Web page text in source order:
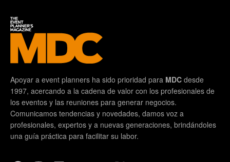
Apoyar a event planners ha sido prioridad para MDC desde
1997, acercando a la cadena de valor con los profesionales de
los eventos y las reuniones para generar negocios.
Comunicamos tendencias y novedades, damos voz a
profesionales, expertos y a nuevas generaciones, brindándoles
una guía práctica para facilitar su labor.